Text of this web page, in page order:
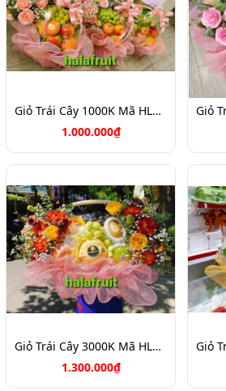
Giỏ Trái Cây 1000K Mã HL1065
1.000.000₫
Giỏ Trái Cây 3000K Mã HL1038
1.300.000₫